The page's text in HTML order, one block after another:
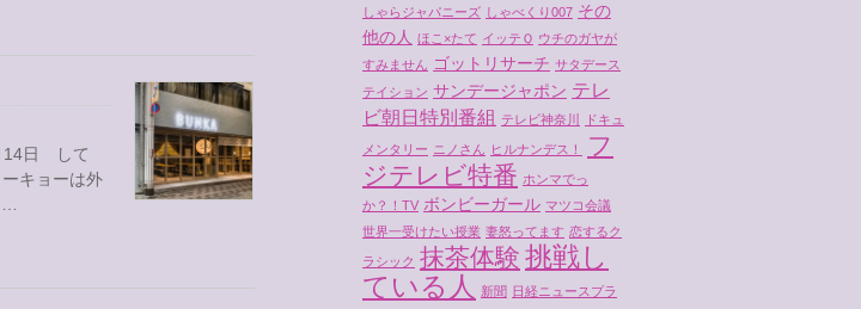
14日 して
キョーは外
しゃらジャパニーズ しゃべくり007 その
他の人 ほこ×たて イッテＱ ウチのガヤが
すみません ゴットリサーチ サタデース
テイション サンデージャポン テレ
ビ朝日特別番組 テレビ神奈川 ドキュ
メンタリー ニノさん ヒルナンデス！
フ
ジテレビ特番 ホンマでっ
か？！TV ボンビーガール マツコ会議
世界一受けたい授業 妻怒ってます 恋するク
ラシック 抹茶体験 挑戦し
ている人
新聞 日経ニュースプラ